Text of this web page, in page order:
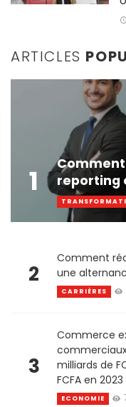
ARTICLES
1
reporting
2
Comment
une
CARRIÈRES
3
Commerce
milliards de
FCFA en 2023
ECONOMIE